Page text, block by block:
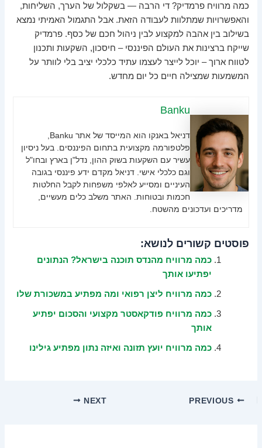
כמה מרוויח פרמדיק? די הרבה — בשקלול של הערך, השליחות,
והאפשרויות שמתלוות לעבודה הזאת. אבל התגמול האמיתי נמצא
בשילוב בין אהבה למקצוע לבין ניהול חכם של כסף. פרמדיק
שייקח ברצינות את העולם הפיננסי – חיסכון, השקעות ותכנון
לטווח ארוך – יוכל לייצר לעצמו עתיד כלכלי יציב בלי לוותר על
המשמעות שמצילה חיים כל יום מחדש.
Banku
דניאל באנקו הוא המייסד של אתר Banku,
פלטפורמה מקצועית בתחום הפיננסים. בעל ניסיון
עשיר עם השקעות בשוק ההון, נדל"ן בארץ ובחו"ל
וגם כלכלי אישי. דניאל מקדם ידע פיננסי בגובה
העיניים ומסייע לאלפי משפחות לקבל החלטות
חכמות ובטוחות. האתר משלב כלים מעשיים,
מדריכים ועדכונים מהשטח.
פוסטים קשורים לנושא:
כמה מרוויח מהנדס תוכנה בישראל? הנתונים
יפתיעו אותך
כמה מרוויח ליצן רפואי ומה מפתיע במשכורת שלו
כמה מרוויח פודקאסטר מקצועי והסכום יפתיע
אותך
כמה מרוויח יועץ תזונה ואיזה נתון מפתיע גילינו
NEXT